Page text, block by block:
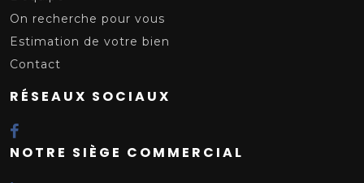
On recherche pour vous
Estimation de votre bien
Contact
RÉSEAUX SOCIAUX
NOTRE SIÈGE COMMERCIAL